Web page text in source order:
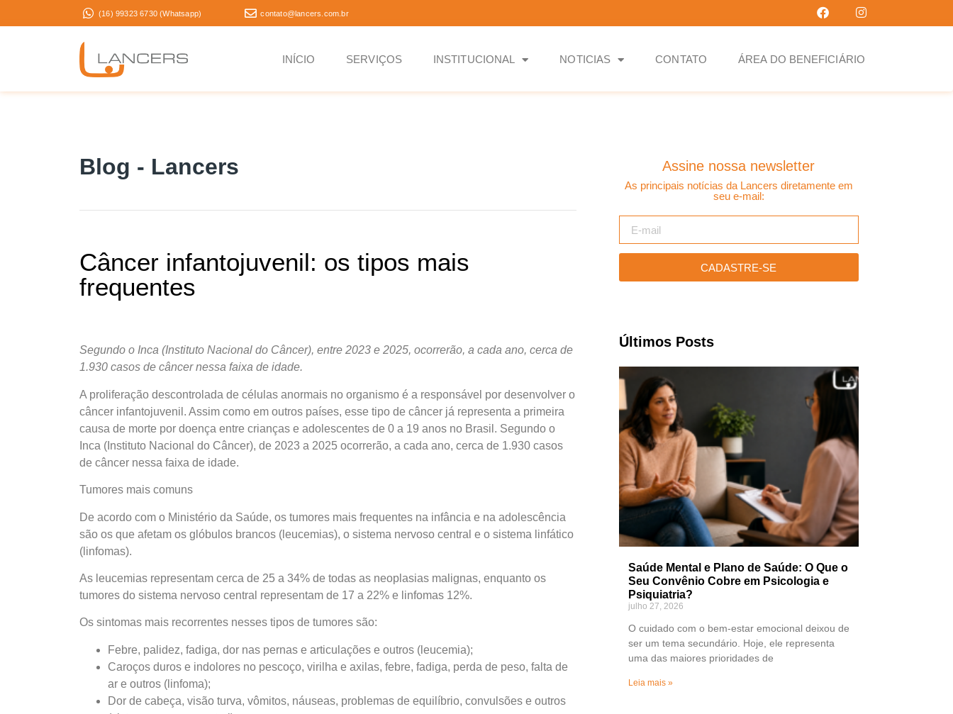
(16) 99323 6730 (Whatsapp) contato@lancers.com.br
INÍCIO SERVIÇOS INSTITUCIONAL NOTICIAS CONTATO ÁREA DO BENEFICIÁRIO
Blog - Lancers
Câncer infantojuvenil: os tipos mais
frequentes
Segundo o Inca (Instituto Nacional do Câncer), entre 2023 e 2025, ocorrerão, a cada ano, cerca de
1.930 casos de câncer nessa faixa de idade.
A proliferação descontrolada de células anormais no organismo é a responsável por desenvolver o
câncer infantojuvenil. Assim como em outros países, esse tipo de câncer já representa a primeira
causa de morte por doença entre crianças e adolescentes de 0 a 19 anos no Brasil. Segundo o
Inca (Instituto Nacional do Câncer), de 2023 a 2025 ocorrerão, a cada ano, cerca de 1.930 casos
de câncer nessa faixa de idade.
Tumores mais comuns
De acordo com o Ministério da Saúde, os tumores mais frequentes na infância e na adolescência
são os que afetam os glóbulos brancos (leucemias), o sistema nervoso central e o sistema linfático
(linfomas).
As leucemias representam cerca de 25 a 34% de todas as neoplasias malignas, enquanto os
tumores do sistema nervoso central representam de 17 a 22% e linfomas 12%.
Os sintomas mais recorrentes nesses tipos de tumores são:
Febre, palidez, fadiga, dor nas pernas e articulações e outros (leucemia);
Caroços duros e indolores no pescoço, virilha e axilas, febre, fadiga, perda de peso, falta de
ar e outros (linfoma);
Dor de cabeça, visão turva, vômitos, náuseas, problemas de equilíbrio, convulsões e outros
Assine nossa newsletter
As principais notícias da Lancers diretamente em
seu e-mail:
CADASTRE-SE
Últimos Posts
Saúde Mental e Plano de Saúde: O Que o
Seu Convênio Cobre em Psicologia e
Psiquiatria?
julho 27, 2026
O cuidado com o bem-estar emocional deixou de
ser um tema secundário. Hoje, ele representa
uma das maiores prioridades de
Leia mais »